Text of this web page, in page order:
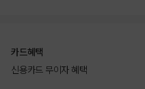
카드혜택
신용카드 무이자 혜택